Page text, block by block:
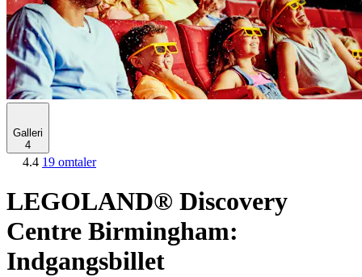
Galleri
4
4.4 19 omtaler
LEGOLAND® Discovery
Centre Birmingham:
Indgangsbillet